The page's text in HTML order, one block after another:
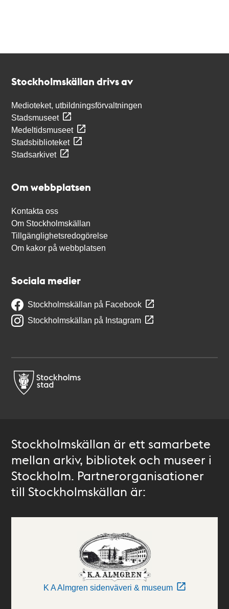
Stockholmskällan drivs av
Medioteket, utbildningsförvaltningen
Stadsmuseet
Medeltidsmuseet
Stadsbiblioteket
Stadsarkivet
Om webbplatsen
Kontakta oss
Om Stockholmskällan
Tillgänglighetsredogörelse
Om kakor på webbplatsen
Sociala medier
Stockholmskällan på Facebook
Stockholmskällan på Instagram
Stockholmskällan är ett samarbete
mellan arkiv, bibliotek och museer i
Stockholm. Partnerorganisationer
till Stockholmskällan är:
K A Almgren sidenväveri & museum